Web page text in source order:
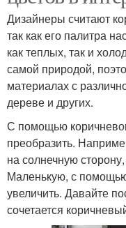
Дизайнеры считают
так как его палитра
как теплых, так и
самой природой,
материалах с
дереве и других.
С помощью
преобразить.
на солнечную
Маленькую, с помощью
увеличить. Давайте
сочетается